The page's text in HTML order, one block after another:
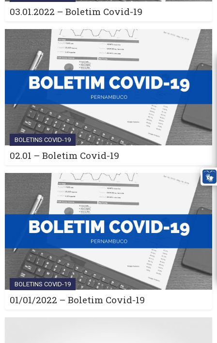
03.01.2022 – Boletim Covid-19
BOLETINS COVID-19
02.01 – Boletim Covid-19
BOLETINS COVID-19
01/01/2022 – Boletim Covid-19